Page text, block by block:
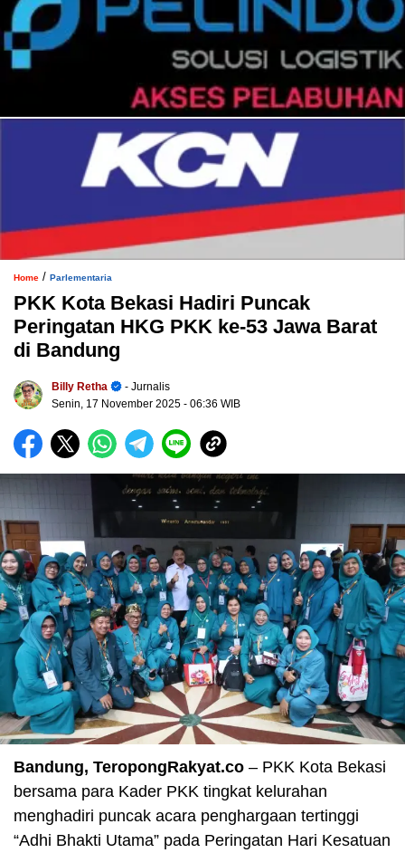
Home / Parlementaria
PKK Kota Bekasi Hadiri Puncak
Peringatan HKG PKK ke-53 Jawa Barat
di Bandung
Billy Retha
- Jurnalis
Senin, 17 November 2025 - 06:36 WIB
Bandung, TeropongRakyat.co – PKK Kota Bekasi
bersama para Kader PKK tingkat kelurahan
menghadiri puncak acara penghargaan tertinggi
“Adhi Bhakti Utama” pada Peringatan Hari Kesatuan